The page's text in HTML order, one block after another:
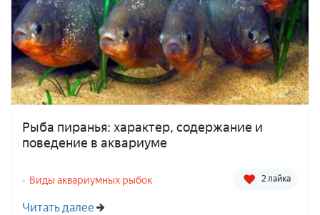
Рыба пиранья: характер, содержание и
поведение в аквариуме
Виды аквариумных рыбок 2 лайка
Читать далее